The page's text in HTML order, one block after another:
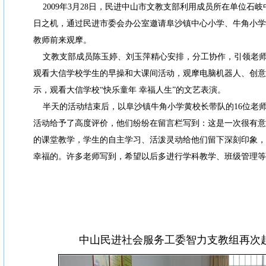
2009年3月28日，民进中山市文教支部利用成员所在单位石
日之机，通过民进市委会办公室邀请阜沙镇中心小学、牛角小
教师前来观摩。
文教支部成员陈玉婷、刘玉萍精心安排，分工协作，引领老
观看大信学校学生的早操和大课间活动，观摩电脑机器人、创
示，观看大信学校“快乐童年 幸福人生”的文艺表演。
半天的活动结束后，以阜沙镇牛角小学黄校长带队的16位老
活动给予了高度评价，他们纷纷在留言栏写到：这是一次很有
的课堂教学，学生的自主学习、活泼灵动给他们留下深刻印象
幸福的。许多老师写到，希望以后多进行学科教学、班级管理
中山民进社会服务工委智力支教组再次